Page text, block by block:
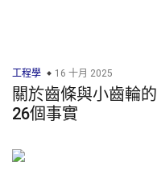
工程學 16 十月 2025
關於齒條與小齒輪的
26個事實